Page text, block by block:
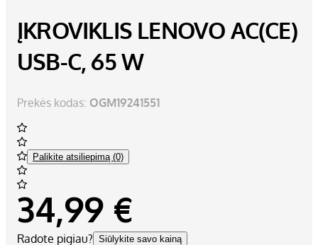
ĮKROVIKLIS LENOVO AC(CE)
USB-C, 65 W
Prekės kodas: OGM19241551
Palikite atsiliepimą (0)
34,99 €
Radote pigiau? Siūlykite savo kainą